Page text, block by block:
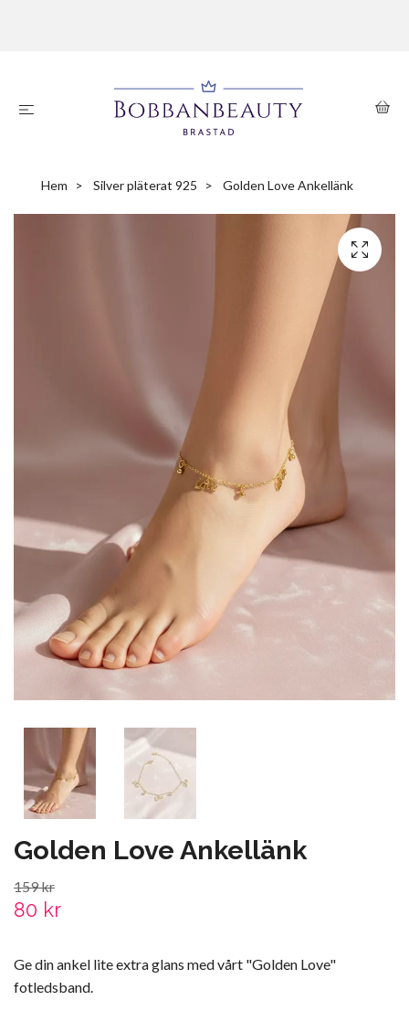
Hem Silver pläterat 925 Golden Love Ankellänk
Golden Love Ankellänk
159 kr
80 kr
Ge din ankel lite extra glans med vårt "Golden Love"
fotledsband.